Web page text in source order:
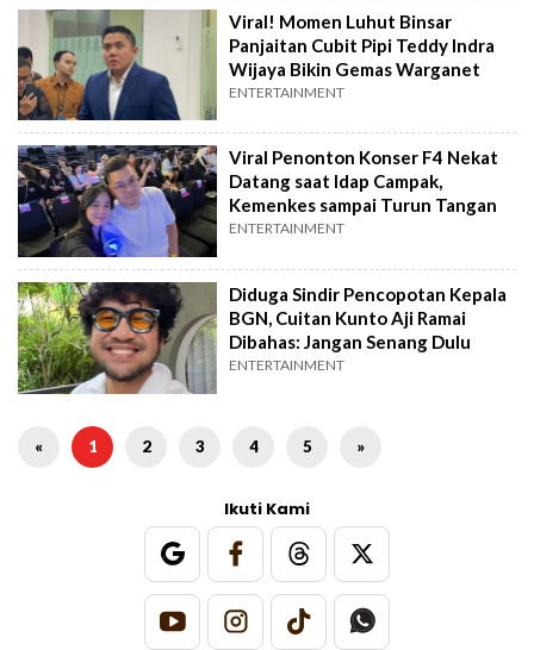
Viral! Momen Luhut Binsar
Panjaitan Cubit Pipi Teddy Indra
Wijaya Bikin Gemas Warganet
ENTERTAINMENT
Viral Penonton Konser F4 Nekat
Datang saat Idap Campak,
Kemenkes sampai Turun Tangan
ENTERTAINMENT
Diduga Sindir Pencopotan Kepala
BGN, Cuitan Kunto Aji Ramai
Dibahas: Jangan Senang Dulu
ENTERTAINMENT
« 1 2 3 4 5 »
Ikuti Kami